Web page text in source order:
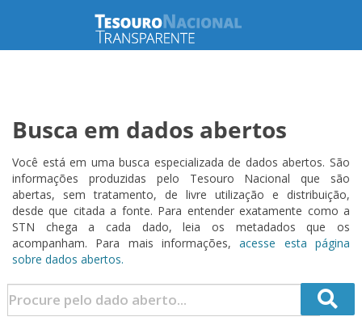
Busca em dados abertos
Você está em uma busca especializada de dados abertos. São
informações produzidas pelo Tesouro Nacional que são
abertas, sem tratamento, de livre utilização e distribuição,
desde que citada a fonte. Para entender exatamente como a
STN chega a cada dado, leia os metadados que os
acompanham. Para mais informações,acesse esta página
sobre dados abertos.